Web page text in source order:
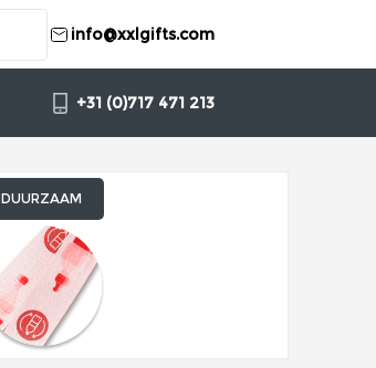
info@xxlgifts.com
+31 (0)717 471 213
DUURZAAM